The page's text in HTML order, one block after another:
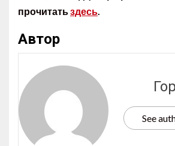
прочитатьздесь
Автор
See